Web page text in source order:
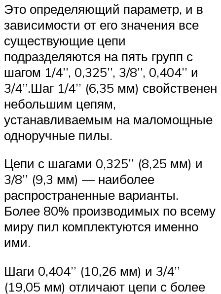
Это определяющий параметр, и в
зависимости от его значения все
существующие цепи
подразделяются на пять групп с
шагом 1/4’’, 0,325’’, 3/8’’, 0,404’’ и
3/4’’.Шаг 1/4’’ (6,35 мм) свойственен
небольшим цепям,
устанавливаемым на маломощные
одноручные пилы.
Цепи с шагами 0,325’’ (8,25 мм) и
3/8’’ (9,3 мм) — наиболее
распространенные варианты.
Более 80% производимых по всему
миру пил комплектуются именно
ими.
Шаги 0,404’’ (10,26 мм) и 3/4’’
(19,05 мм) отличают цепи с более